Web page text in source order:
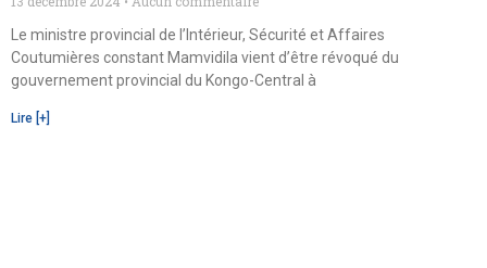
Le ministre provincial de l’Intérieur, Sécurité et Affaires
Coutumières constant Mamvidila vient d’être révoqué du
gouvernement provincial du Kongo-Central à
Lire [+]